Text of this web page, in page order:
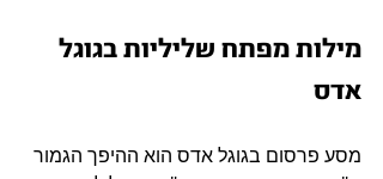
מילות מפתח שליליות בגוגל
אדס
מסע פרסום בגוגל אדס הוא ההיפך הגמור